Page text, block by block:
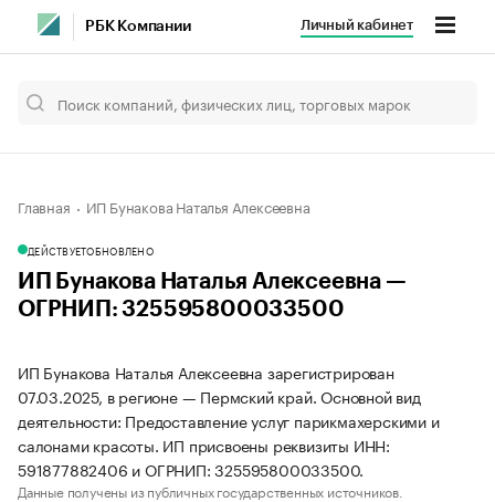
РБК Компании Личный кабинет
Главная ИП Бунакова Наталья Алексеевна
ДЕЙСТВУЕТОБНОВЛЕНО
ИП Бунакова Наталья Алексеевна —
ОГРНИП: 325595800033500
ИП Бунакова Наталья Алексеевна зарегистрирован
07.03.2025, в регионе — Пермский край. Основной вид
деятельности: Предоставление услуг парикмахерскими и
салонами красоты. ИП присвоены реквизиты ИНН:
591877882406 и ОГРНИП: 325595800033500.
Данные получены из публичных государственных источников.